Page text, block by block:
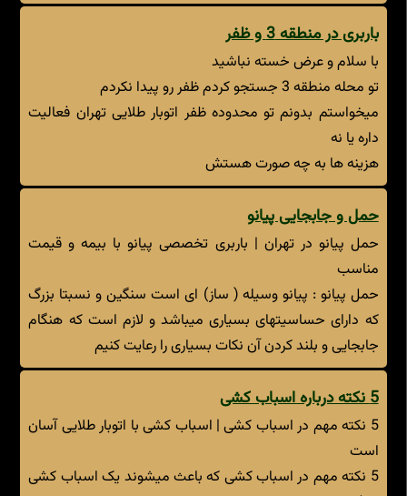
باربری در منطقه 3 و ظفر
با سلام و عرض خسته نباشید
تو محله منطقه 3 جستجو کردم ظفر رو پیدا نکردم
میخواستم بدونم تو محدوده ظفر اتوبار طلایی تهران فعالیت
داره یا نه
هزینه ها به چه صورت هستش
حمل و جابجایی پیانو
حمل پیانو در تهران | باربری تخصصی پیانو با بیمه و قیمت
مناسب
حمل پیانو : پیانو وسیله ( ساز) ای است سنگین و نسبتا بزرگ
که دارای حساسیتهای بسیاری میباشد و لازم است که هنگام
جابجایی و بلند کردن آن نکات بسیاری را رعایت کنیم
5 نکته درباره اسباب کشی
5 نکته مهم در اسباب کشی | اسباب کشی با اتوبار طلایی آسان
است
5 نکته مهم در اسباب کشی که باعث میشوند یک اسباب کشی